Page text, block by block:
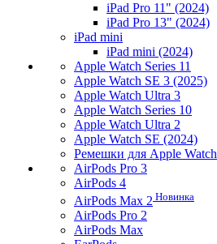
iPad Pro 11" (2024)
iPad Pro 13" (2024)
iPad mini
iPad mini (2024)
Apple Watch Series 11
Apple Watch SE 3 (2025)
Apple Watch Ultra 3
Apple Watch Series 10
Apple Watch Ultra 2
Apple Watch SE (2024)
Ремешки для Apple Watch
AirPods Pro 3
AirPods 4
AirPods Max 2 Новинка
AirPods Pro 2
AirPods Max